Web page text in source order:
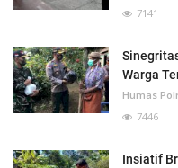
7141
Warga
Humas
7446
Insiatif